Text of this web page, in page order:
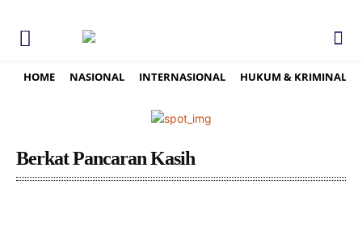
HOME NASIONAL INTERNASIONAL HUKUM & KRIMINAL
Berkat Pancaran Kasih